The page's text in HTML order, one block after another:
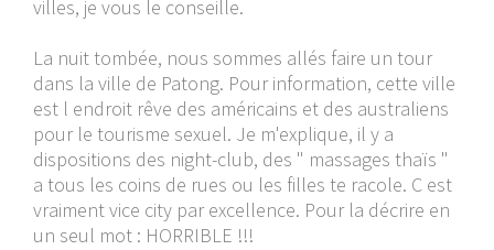
villes, je vous le conseille.
La nuit tombée, nous sommes allés faire un tour
dans la ville de Patong. Pour information, cette ville
est l endroit rêve des américains et des australiens
pour le tourisme sexuel. Je m'explique, il y a
dispositions des night-club, des " massages thaïs "
a tous les coins de rues ou les filles te racole. C est
vraiment vice city par excellence. Pour la décrire en
un seul mot : HORRIBLE !!!